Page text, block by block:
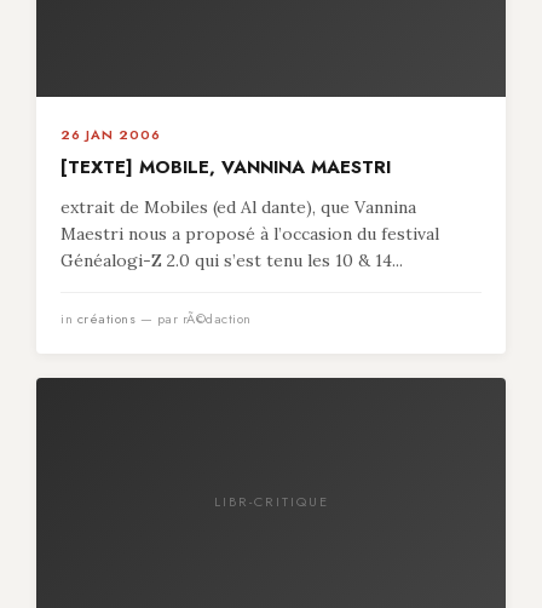
26 JAN 2006
[TEXTE] MOBILE, VANNINA MAESTRI
extrait de Mobiles (ed Al dante), que Vannina
Maestri nous a proposé à l’occasion du festival
Généalogi-Z 2.0 qui s’est tenu les 10 & 14...
in créations — par rÃ©daction
LIBR-CRITIQUE